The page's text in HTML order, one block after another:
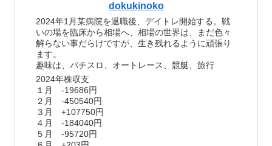
dokukinoko
2024年1月某病院を退職後、デイトレ開始する。戦
いの場を臨床から相場へ、相場の世界は、まだ色々
解らない事だらけですが、生き残れるように頑張り
ます。
趣味は、パチスロ、オートレース、競艇、旅行
2024年株収支
１月 -19686円
２月 -450540円
３月 +107750円
４月 -184040円
５月 -95720円